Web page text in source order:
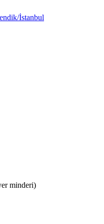
İstanbul
minderi)